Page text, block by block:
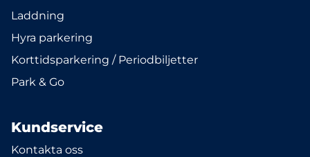
Laddning
Hyra parkering
Korttidsparkering / Periodbiljetter
Park & Go
Kundservice
Kontakta oss